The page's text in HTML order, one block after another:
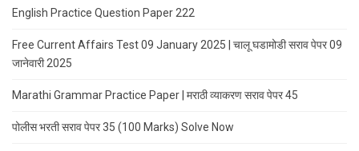
English Practice Question Paper 222
Free Current Affairs Test 09 January 2025 | चालू घडामोडी सराव पेपर 09
जानेवारी 2025
Marathi Grammar Practice Paper | मराठी व्याकरण सराव पेपर 45
पोलीस भरती सराव पेपर 35 (100 Marks) Solve Now